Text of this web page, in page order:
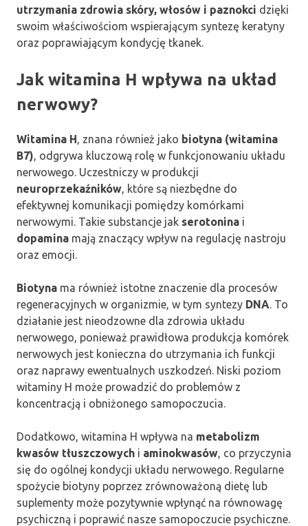
utrzymania zdrowia skóry, włosów i paznokci dzięki
swoim właściwościom wspierającym syntezę keratyny
oraz poprawiającym kondycję tkanek.
Jak witamina H wpływa na układ
nerwowy?
Witamina H, znana również jako biotyna (witamina
B7), odgrywa kluczową rolę w funkcjonowaniu układu
nerwowego. Uczestniczy w produkcji
neuroprzekaźników, które są niezbędne do
efektywnej komunikacji pomiędzy komórkami
nerwowymi. Takie substancje jak serotonina i
dopamina mają znaczący wpływ na regulację nastroju
oraz emocji.
Biotyna ma również istotne znaczenie dla procesów
regeneracyjnych w organizmie, w tym syntezy DNA. To
działanie jest nieodzowne dla zdrowia układu
nerwowego, ponieważ prawidłowa produkcja komórek
nerwowych jest konieczna do utrzymania ich funkcji
oraz naprawy ewentualnych uszkodzeń. Niski poziom
witaminy H może prowadzić do problemów z
koncentracją i obniżonego samopoczucia.
Dodatkowo, witamina H wpływa na metabolizm
kwasów tłuszczowych i aminokwasów, co przyczynia
się do ogólnej kondycji układu nerwowego. Regularne
spożycie biotyny poprzez zrównoważoną dietę lub
suplementy może pozytywnie wpłynąć na równowagę
psychiczną i poprawić nasze samopoczucie psychiczne.